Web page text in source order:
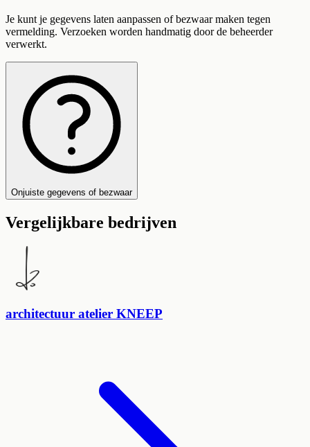
Je kunt je gegevens laten aanpassen of bezwaar maken tegen
vermelding. Verzoeken worden handmatig door de beheerder
verwerkt.
Onjuiste gegevens of bezwaar
Vergelijkbare bedrijven
architectuur atelier KNEEP